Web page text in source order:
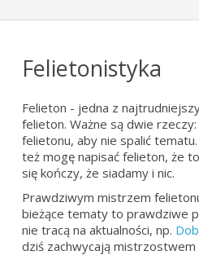
Felietonistyka
Felieton - jedna z
felieton. Ważne są dwie
felietonu, aby nie spalić
też mogę napisać felieton, że
się kończy, że siadamy i nic.
Prawdziwym mistrzem
bieżące tematy to prawdziwe
nie tracą na aktualności, np.
dziś zachwycają mistrzostwem